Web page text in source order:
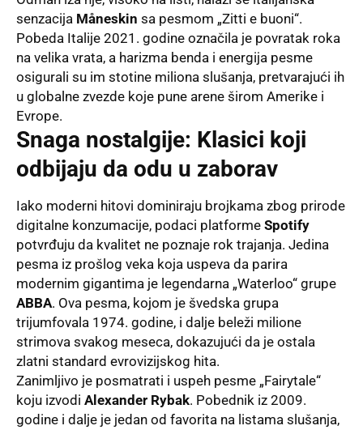
senzacija Måneskin sa pesmom „Zitti e buoni“.
Pobeda Italije 2021. godine označila je povratak roka
na velika vrata, a harizma benda i energija pesme
osigurali su im stotine miliona slušanja, pretvarajući ih
u globalne zvezde koje pune arene širom Amerike i
Evrope.
Snaga nostalgije: Klasici koji
odbijaju da odu u zaborav
Iako moderni hitovi dominiraju brojkama zbog prirode
digitalne konzumacije, podaci platforme Spotify
potvrđuju da kvalitet ne poznaje rok trajanja. Jedina
pesma iz prošlog veka koja uspeva da parira
modernim gigantima je legendarna „Waterloo“ grupe
ABBA. Ova pesma, kojom je švedska grupa
trijumfovala 1974. godine, i dalje beleži milione
strimova svakog meseca, dokazujući da je ostala
zlatni standard evrovizijskog hita.
Zanimljivo je posmatrati i uspeh pesme „Fairytale“
koju izvodi Alexander Rybak. Pobednik iz 2009.
godine i dalje je jedan od favorita na listama slušanja,